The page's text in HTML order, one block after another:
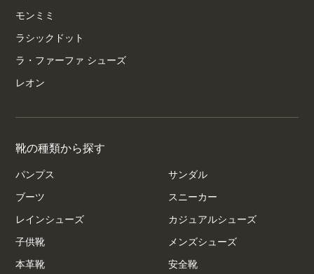
モンミミ
ラシックドット
ラ・ファーファ シューズ
レオン
靴の種類から探す
パンプス サンダル
ブーツ スニーカー
レインシューズ カジュアルシューズ
子供靴 メンズシューズ
本革靴 安全靴